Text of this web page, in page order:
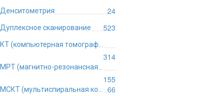
Денситометрия 24
Дуплексное сканирование 523
314
155
66